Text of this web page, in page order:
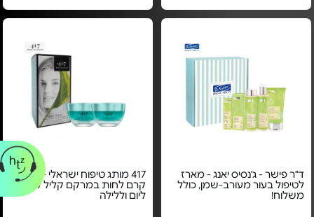
ד"ר פישר - ג'נסיס יאנג - מארז
לטיפול בעור מעורב-שמן, כולל
משלוח!
417 מותג טיפוח ישראלי - מארז
קרם לחות במרקם קליל לפנים
ליום וללילה